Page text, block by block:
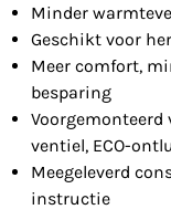
Minder
Geschikt voor
Meer comfort,
besparing
Voorgemonteerd
ventiel, ECO-
Meegeleverd
instructie